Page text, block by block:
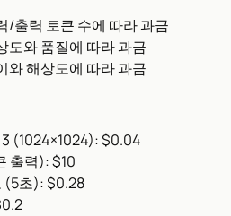
/출력 토큰 수에 따라 과금
도와 품질에 따라 과금
와 해상도에 따라 과금
(1024×1024): $0.04
출력): $10
(5초): $0.28